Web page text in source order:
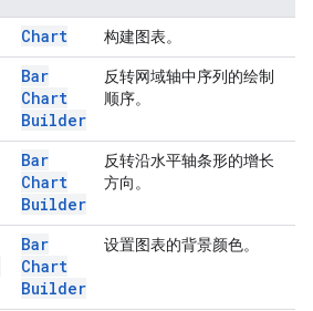
Chart 构建图表。
Bar
Chart
Builder
反转网域轴中序列的绘制
顺序。
Bar
Chart
Builder
反转沿水平轴条形的增长
方向。
Bar
Chart
Builder
设置图表的背景颜色。